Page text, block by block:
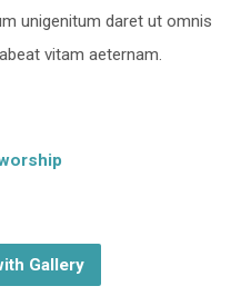
unigenitum daret ut omnis
vitam aeternam.
Gallery